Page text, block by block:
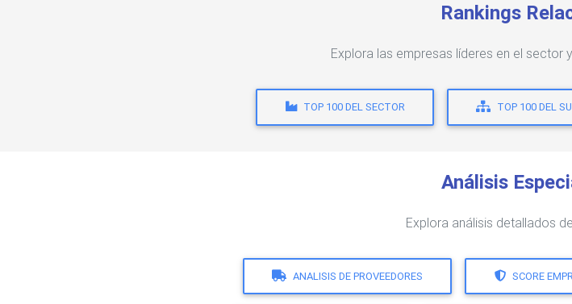
Rankings
Explora las empresas líderes en el sector
TOP 100 DEL SECTOR TOP 100 DEL
Análisis
Explora análisis detallados
ANALISIS DE PROVEEDORES SCORE